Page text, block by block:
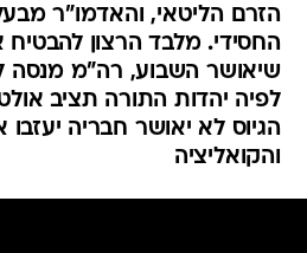
הזרם הליטאי, והאדמו"ר
החסידי. מלבד הרצון
שיאושר השבוע, רה"מ מנסה
לפיה יהדות התורה תציב
הגיוס לא יאושר חבריה
והקואליציה